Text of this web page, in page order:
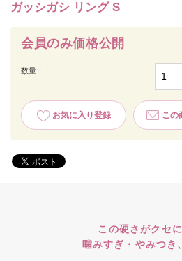
ガッシガシ リング S
会員のみ価格公開
数量：
お気に入り登録 この
この硬さがクセに
噛みすぎ・やみつき